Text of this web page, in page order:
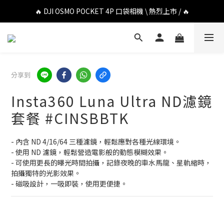
🔥 DJI OSMO POCKET 4P 口袋相機 \ 熱烈上市 / 🔥
🔥 DJI OSMO POCKET 4P 口袋相機 \ 熱烈上市 / 🔥
🔥 Insta360 Luna Ultra 雲台相機 \ 熱烈上市 / 🔥
🔥 DJI OSMO POCKET 4P 口袋相機 \ 熱烈上市 / 🔥
分享到
Insta360 Luna Ultra ND濾鏡
套餐 #CINSBBTK
- 內含 ND 4/16/64 三種濾鏡，輕鬆應對各種光線環境。
- 使用 ND 濾鏡，輕鬆營造電影般的動態模糊效果。
- 可使用更長的曝光時間拍攝，記錄夜晚的車水馬龍、星軌縮時，
拍攝獨特的光影效果。
- 磁吸設計，一吸即裝，使用更便捷。